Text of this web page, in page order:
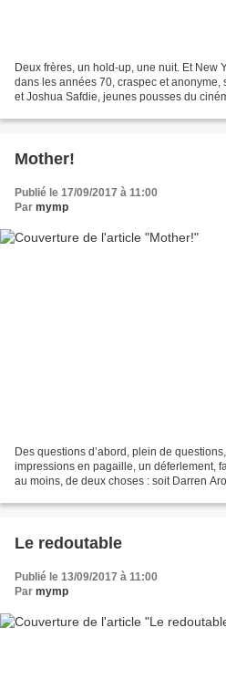
Deux frères, un hold-up, une nuit. Et New
dans les années 70, craspec et anonyme,
et Joshua Safdie, jeunes pousses du
Mother!
Publié le 17/09/2017 à 11:00
Par mymp
Des questions d’abord, plein de
impressions en pagaille, un déferlement,
au moins, de deux choses : soit Darren
Le redoutable
Publié le 13/09/2017 à 11:00
Par mymp